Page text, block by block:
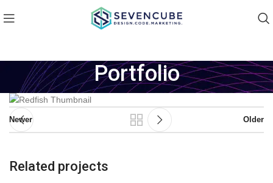
Portfolio
Newer Older
Related projects